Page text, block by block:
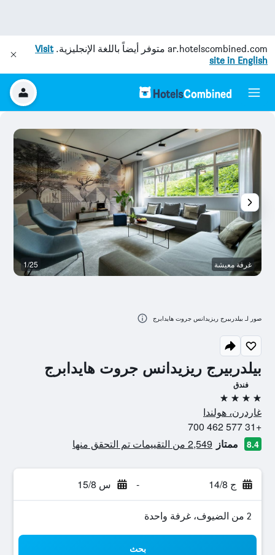
ar.hotelscombined.com متوفر أيضاً باللغة الإنجليزية.Visit
site in English
بيلدربيرج ريزيدانس جروت هايدابرج
فندق
4 نجوم
غاردرن، هولندا
+31 577 462 700
8.4 ممتاز 2,549 من التقييمات تم التحقق منها
ج 14/8 - س 15/8
2 من الضيوف، غرفة واحدة
بحث
غرفة معيشة 1/25
صور لـ بيلدربيرج ريزيدانس جروت هايدابرج